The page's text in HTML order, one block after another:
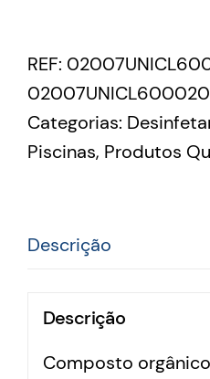
REF:
02007UNICL600020
Categorias:
Piscinas, Produtos
Descrição
Descrição
Composto